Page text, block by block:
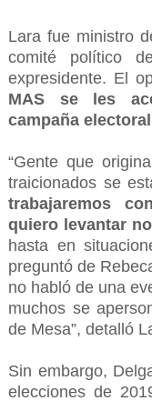
Lara fue ministro
comité político
expresidente. El
MAS se les
campaña electoral
“Gente que
traicionados se
trabajaremos
quiero levantar
hasta en
preguntó de
no habló de una
muchos se
de Mesa”, detalló
Sin embargo,
elecciones de